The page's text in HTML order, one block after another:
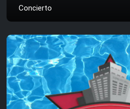
Concierto